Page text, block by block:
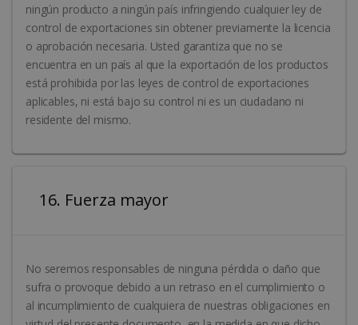
ningún producto a ningún país infringiendo cualquier ley de
control de exportaciones sin obtener previamente la licencia
o aprobación necesaria. Usted garantiza que no se
encuentra en un país al que la exportación de los productos
está prohibida por las leyes de control de exportaciones
aplicables, ni está bajo su control ni es un ciudadano ni
residente del mismo.
16. Fuerza mayor
No seremos responsables de ninguna pérdida o daño que
sufra o provoque debido a un retraso en el cumplimiento o
al incumplimiento de cualquiera de nuestras obligaciones en